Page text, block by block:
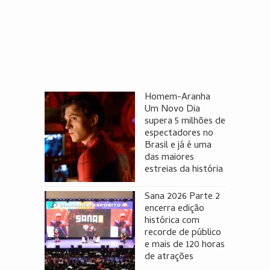
Homem-Aranha
Um Novo Dia
supera 5 milhões de
espectadores no
Brasil e já é uma
das maiores
estreias da história
Sana 2026 Parte 2
encerra edição
histórica com
recorde de público
e mais de 120 horas
de atrações